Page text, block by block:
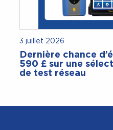
3 juillet 2026
Dernière chance
590 £ sur une
de test réseau